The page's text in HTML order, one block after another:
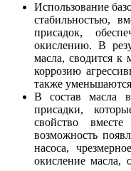
Использование
стабильностью,
присадок,
окислению. В
масла, сводится
коррозию
также
В состав масла
присадки,
свойство
возможность
насоса,
окисление масла,